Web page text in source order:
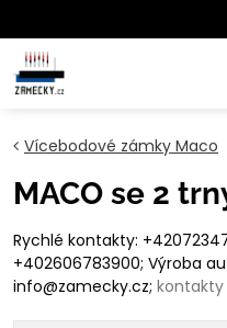
Vícebodové zámky Maco
MACO se 2
Rychlé kontakty:
+402606783900; Výroba
info@zamecky.cz; kontakty